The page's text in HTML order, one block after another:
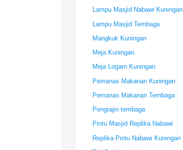
Lampu Masjid Nabawi Kuningan
Lampu Masjid Tembaga
Mangkuk Kuningan
Meja Kuningan
Meja Logam Kuningan
Pemanas Makanan Kuningan
Pemanas Makanan Tembaga
Pengrajin tembaga
Pintu Masjid Replika Nabawi
Replika Pintu Nabawi Kuningan